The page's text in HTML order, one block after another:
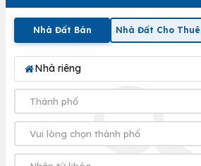
Nhà Đất Bán Nhà Đất Cho Thuê
Nhà riêng